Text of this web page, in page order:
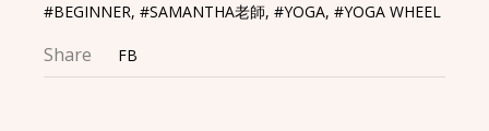
#BEGINNER,#SAMANTHA老師,#YOGA,#YOGA WHEEL
Share FB